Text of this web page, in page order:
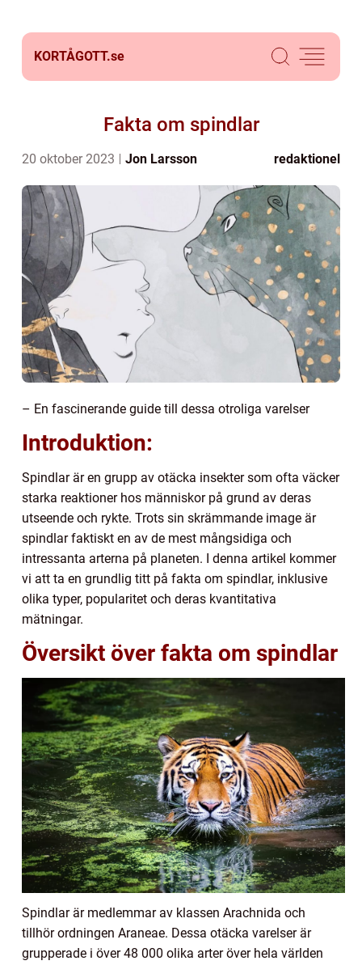
KORTÅGOTT.se
Fakta om spindlar
20 oktober 2023 Jon Larsson redaktionel
– En fascinerande guide till dessa otroliga varelser
Introduktion:
Spindlar är en grupp av otäcka insekter som ofta väcker
starka reaktioner hos människor på grund av deras
utseende och rykte. Trots sin skrämmande image är
spindlar faktiskt en av de mest mångsidiga och
intressanta arterna på planeten. I denna artikel kommer
vi att ta en grundlig titt på fakta om spindlar, inklusive
olika typer, popularitet och deras kvantitativa
mätningar.
Översikt över fakta om spindlar
Spindlar är medlemmar av klassen Arachnida och
tillhör ordningen Araneae. Dessa otäcka varelser är
grupperade i över 48 000 olika arter över hela världen